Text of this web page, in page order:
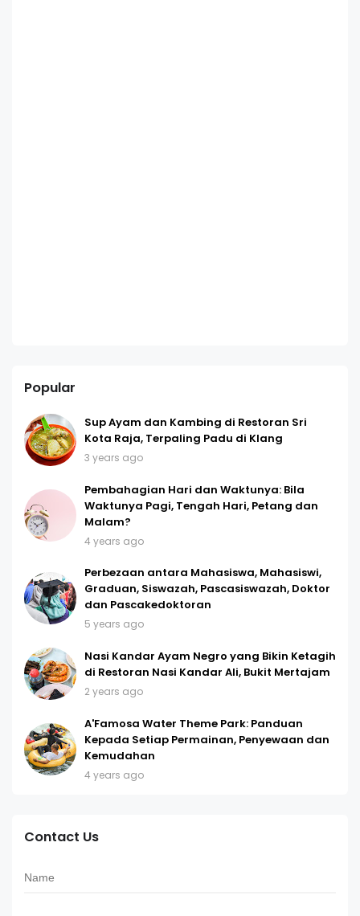
Popular
Sup Ayam dan Kambing di Restoran Sri
Kota Raja, Terpaling Padu di Klang
3 years ago
Pembahagian Hari dan Waktunya: Bila
Waktunya Pagi, Tengah Hari, Petang dan
Malam?
4 years ago
Perbezaan antara Mahasiswa, Mahasiswi,
Graduan, Siswazah, Pascasiswazah, Doktor
dan Pascakedoktoran
5 years ago
Nasi Kandar Ayam Negro yang Bikin Ketagih
di Restoran Nasi Kandar Ali, Bukit Mertajam
2 years ago
A'Famosa Water Theme Park: Panduan
Kepada Setiap Permainan, Penyewaan dan
Kemudahan
4 years ago
Contact Us